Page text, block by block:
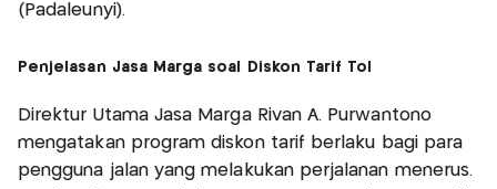
(Padaleunyi).
Penjelasan Jasa Marga soal Diskon Tarif Tol
Direktur Utama Jasa Marga Rivan A. Purwantono
mengatakan program diskon tarif berlaku bagi para
pengguna jalan yang melakukan perjalanan menerus.